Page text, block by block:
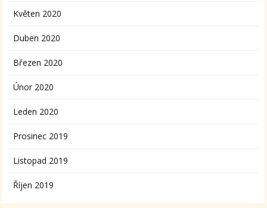
Květen 2020
Duben 2020
Březen 2020
Únor 2020
Leden 2020
Prosinec 2019
Listopad 2019
Říjen 2019